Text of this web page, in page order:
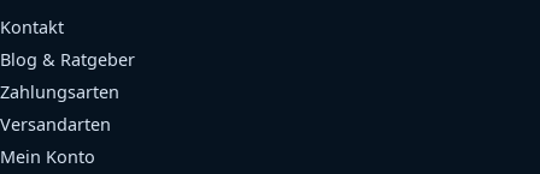
Kontakt
Blog & Ratgeber
Zahlungsarten
Versandarten
Mein Konto